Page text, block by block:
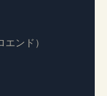
ンド）